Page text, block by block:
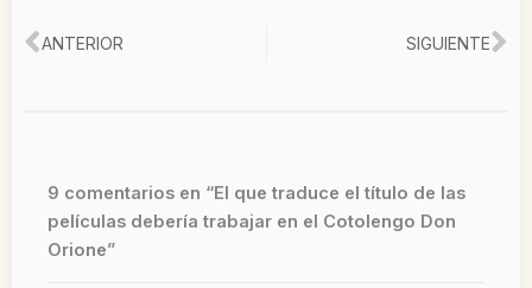
Ant
ANTERIOR SIGUIENTE
9 comentarios en “El que traduce el título de las
películas debería trabajar en el Cotolengo Don
Orione”